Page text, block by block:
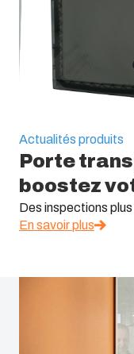
Actualités produits
Porte
boostez
Des inspections
En savoir plus